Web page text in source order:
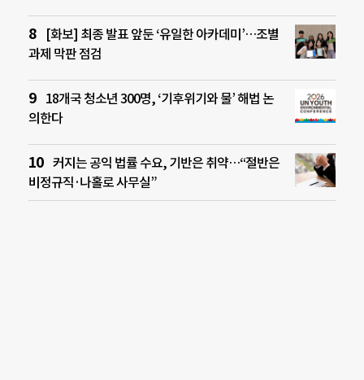
[화보] 최종 발표 앞둔 ‘유일한 아카데미’…조별
과제 막판 점검
18개국 청소년 300명, ‘기후위기와 물’ 해법 논
의한다
커지는 공익 법률 수요, 기반은 취약…“절반은
비정규직·나홀로 사무실”